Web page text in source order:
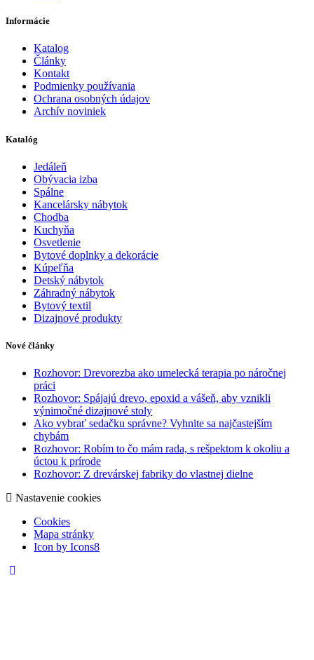
Informácie
Katalog
Články
Kontakt
Podmienky používania
Ochrana osobných údajov
Archív noviniek
Katalóg
Jedáleň
Obývacia izba
Spálne
Kancelársky nábytok
Chodba
Kuchyňa
Osvetlenie
Bytové doplnky a dekorácie
Kúpeľňa
Detský nábytok
Záhradný nábytok
Bytový textil
Dizajnové produkty
Nové články
Rozhovor: Drevorezba ako umelecká terapia po náročnej
práci
Rozhovor: Spájajú drevo, epoxid a vášeň, aby vznikli
výnimočné dizajnové stoly
Ako vybrať sedačku správne? Vyhnite sa najčastejším
chybám
Rozhovor: Robím to čo mám rada, s rešpektom k okoliu a
úctou k prírode
Rozhovor: Z drevárskej fabriky do vlastnej dielne
Nastavenie cookies
Cookies
Mapa stránky
Icon by Icons8